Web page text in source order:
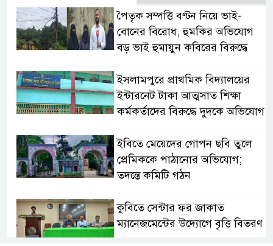
পৈতৃক সম্পত্তি বণ্টন নিয়ে ভাই-
বোনের বিরোধ, হুমকির অভিযোগ
বড় ভাই হুমায়ুন কবিরের বিরুদ্ধে
​ইসলামপুরে প্রাথমিক বিদ্যালয়ের
ইন্টারনেট টাকা আত্মসাত শিক্ষা
কর্মকর্তাদের বিরুদ্ধে দুদকে অভিযোগ
ইবিতে মেয়েদের গোপন ছবি তুলে
প্রেমিককে পাঠানোর অভিযোগ;
তদন্তে কমিটি গঠন
কুবিতে সেন্টার ফর জাকাত
ম্যানেজমেন্টের উদ্যোগে বৃত্তি বিতরণ